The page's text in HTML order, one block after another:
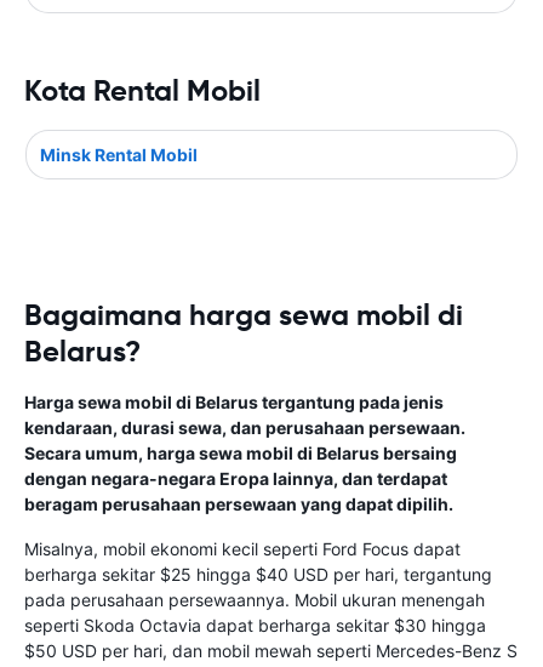
Kota Rental Mobil
Minsk Rental Mobil
Bagaimana harga sewa mobil di
Belarus?
Harga sewa mobil di Belarus tergantung pada jenis
kendaraan, durasi sewa, dan perusahaan persewaan.
Secara umum, harga sewa mobil di Belarus bersaing
dengan negara-negara Eropa lainnya, dan terdapat
beragam perusahaan persewaan yang dapat dipilih.
Misalnya, mobil ekonomi kecil seperti Ford Focus dapat
berharga sekitar $25 hingga $40 USD per hari, tergantung
pada perusahaan persewaannya. Mobil ukuran menengah
seperti Skoda Octavia dapat berharga sekitar $30 hingga
$50 USD per hari, dan mobil mewah seperti Mercedes-Benz S